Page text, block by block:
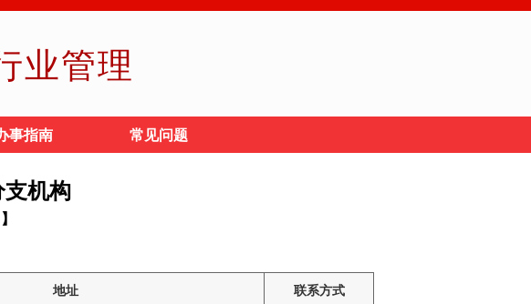
业管理
事指南 常见问题
机构
地址
联系方式